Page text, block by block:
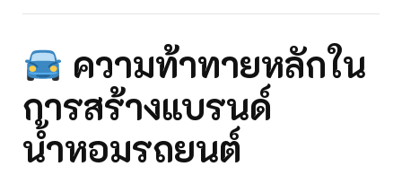
ความท้าทายหลักใน
การสร้างแบรนด์
น้ำหอมรถยนต์